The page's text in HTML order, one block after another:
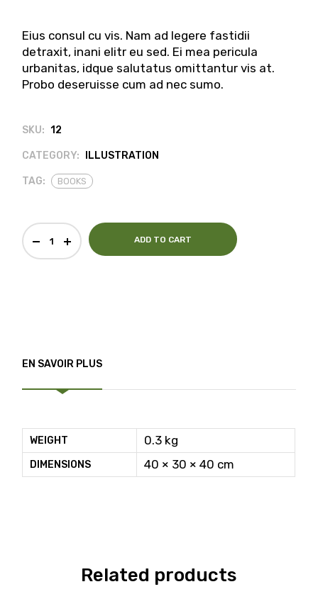
Eius consul cu vis. Nam ad legere fastidii
detraxit, inani elitr eu sed. Ei mea pericula
urbanitas, idque salutatus omittantur vis at.
Probo deseruisse cum ad nec sumo.
SKU: 12
CATEGORY: ILLUSTRATION
TAG: BOOKS
ADD TO CART
EN SAVOIR PLUS
WEIGHT 0.3 kg
DIMENSIONS 40 × 30 × 40 cm
Related products